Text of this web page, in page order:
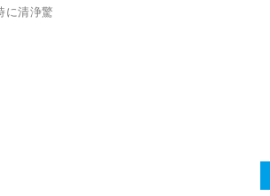
に清浄驚